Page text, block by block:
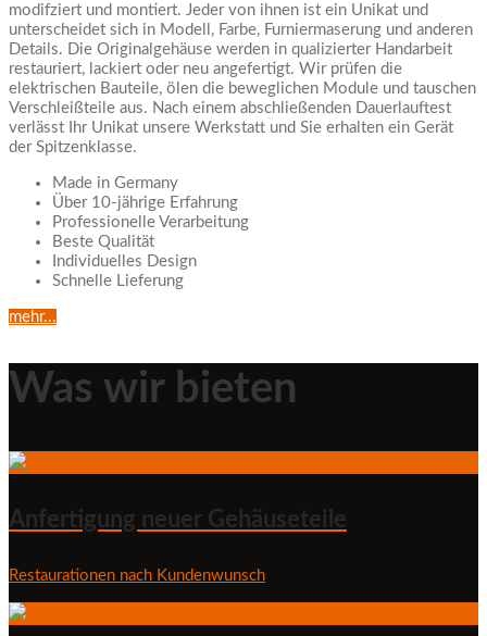
modifziert und montiert. Jeder von ihnen ist ein Unikat und
unterscheidet sich in Modell, Farbe, Furniermaserung und anderen
Details. Die Originalgehäuse werden in qualizierter Handarbeit
restauriert, lackiert oder neu angefertigt. Wir prüfen die
elektrischen Bauteile, ölen die beweglichen Module und tauschen
Verschleißteile aus. Nach einem abschließenden Dauerlauftest
verlässt Ihr Unikat unsere Werkstatt und Sie erhalten ein Gerät
der Spitzenklasse.
Made in Germany
Über 10-jährige Erfahrung
Professionelle Verarbeitung
Beste Qualität
Individuelles Design
Schnelle Lieferung
mehr...
Was wir bieten
Anfertigung neuer Gehäuseteile
Restaurationen nach Kundenwunsch